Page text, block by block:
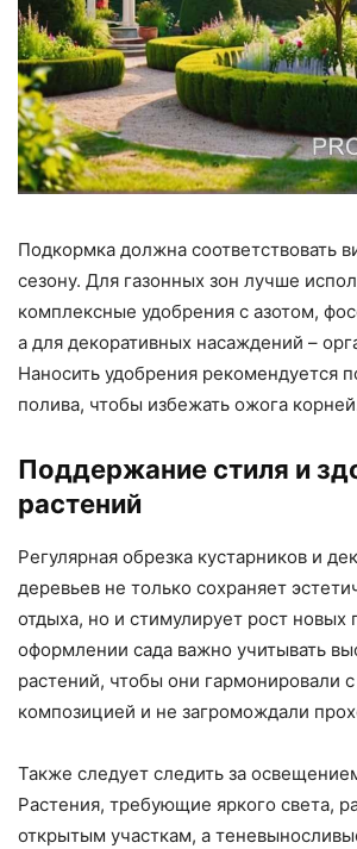
Подкормка должна соответствовать
сезону. Для газонных зон лучше
комплексные удобрения с азотом,
а для декоративных насаждений –
Наносить удобрения рекомендуется
полива, чтобы избежать ожога
Поддержание стиля и
растений
Регулярная обрезка кустарников и
деревьев не только сохраняет
отдыха, но и стимулирует рост новых
оформлении сада важно учитывать
растений, чтобы они гармонировали
композицией и не загромождали
Также следует следить за
Растения, требующие яркого света,
открытым участкам, а